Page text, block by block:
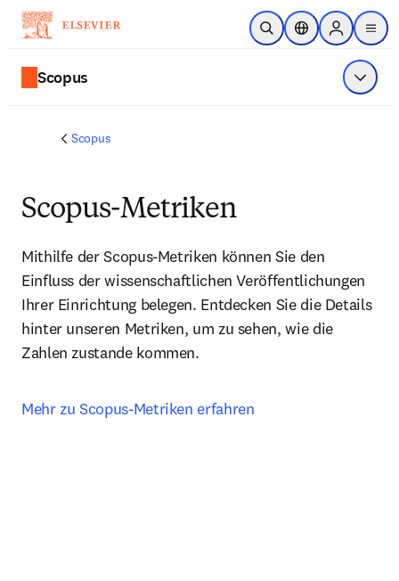
Zum Hauptinhalt wechseln
Suche öffnenStandortauswahl
Sign in to
menu
Scopus Menü
Scopus
Scopus-Metriken
Mithilfe der Scopus-Metriken können Sie den
Einfluss der wissenschaftlichen Veröffentlichungen
Ihrer Einrichtung belegen. Entdecken Sie die Details
hinter unseren Metriken, um zu sehen, wie die
Zahlen zustande kommen.
Mehr zu Scopus-Metriken erfahren